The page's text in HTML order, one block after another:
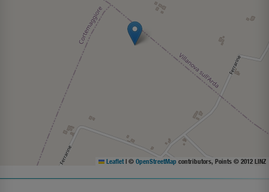
Leaflet | © OpenStreetMap contributors, Points © 2012 LINZ